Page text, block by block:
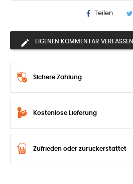
Teilen
EIGENEN KOMMENTAR VERFASSEN
Sichere Zahlung
Kostenlose Lieferung
Zufrieden oder zurückerstattet